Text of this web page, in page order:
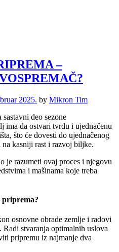
–
2025. by Mikron Tim
deo sezone
da ostvari tvrdu i ujednačenu
što će dovesti do ujednačenog
na kasniji rast i razvoj biljke.
je razumeti ovaj proces i njegovu
i mašinama koje treba
priprema?
osnovne obrade zemlje i radovi
stvaranja optimalnih uslova
pripremu iz najmanje dva